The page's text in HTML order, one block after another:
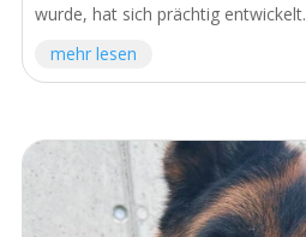
wurde, hat sich prächtig entwickelt.
mehr lesen